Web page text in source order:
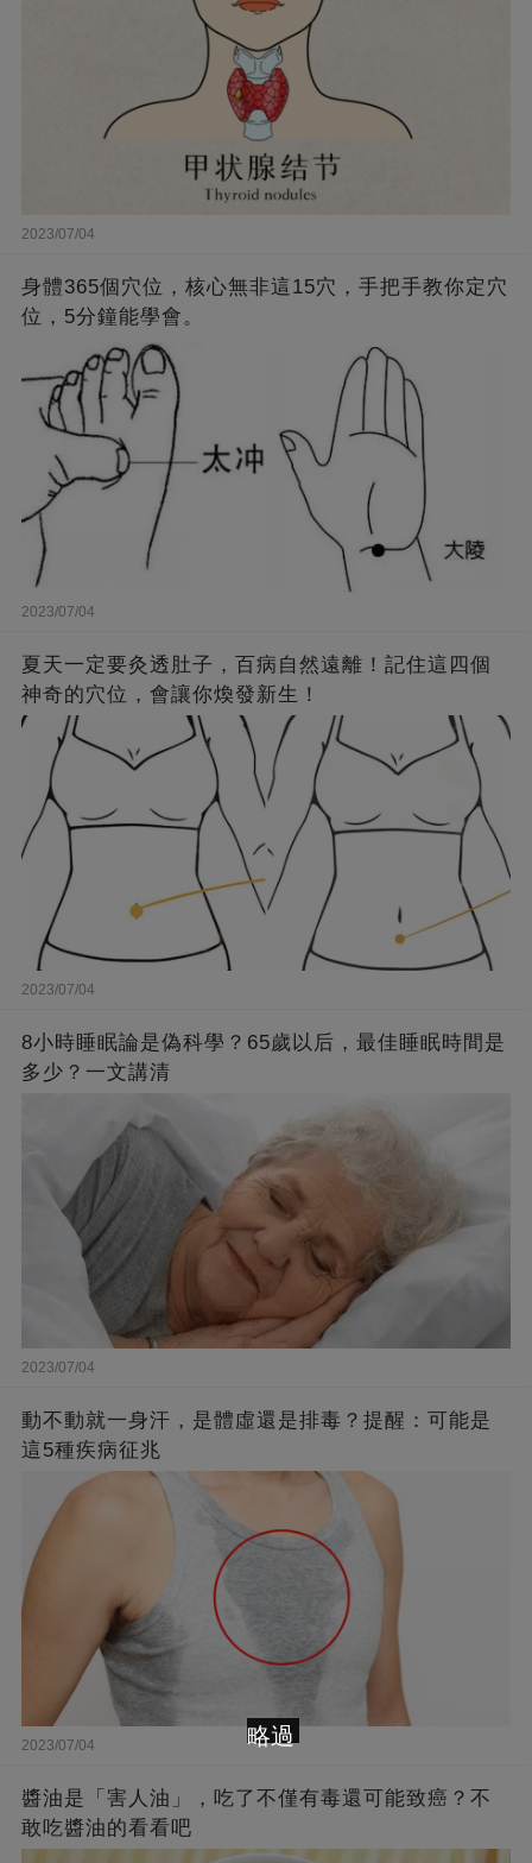
2023/07/04
身體365個穴位，核心無非這15穴，手把手教你定穴
位，5分鐘能學會。
2023/07/04
夏天一定要灸透肚子，百病自然遠離！記住這四個
神奇的穴位，會讓你煥發新生！
2023/07/04
8小時睡眠論是偽科學？65歲以后，最佳睡眠時間是
多少？一文講清
2023/07/04
動不動就一身汗，是體虛還是排毒？提醒：可能是
這5種疾病征兆
2023/07/04
醬油是「害人油」，吃了不僅有毒還可能致癌？不
敢吃醬油的看看吧
略過